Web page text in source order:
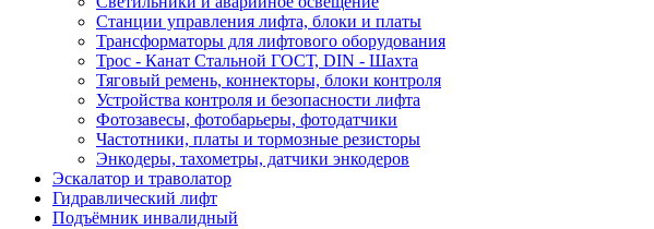
Станции управления лифта, блоки и платы
Трансформаторы для лифтового оборудования
Трос - Канат Стальной ГОСТ, DIN - Шахта
Тяговый ремень, коннекторы, блоки контроля
Устройства контроля и безопасности лифта
Фотозавесы, фотобарьеры, фотодатчики
Частотники, платы и тормозные резисторы
Энкодеры, тахометры, датчики энкодеров
Эскалатор и траволатор
Гидравлический лифт
Подъёмник инвалидный